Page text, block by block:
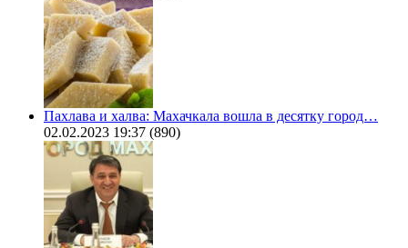
Пахлава и халва: Махачкала вошла в десятку город…
02.02.2023 19:37 (890)